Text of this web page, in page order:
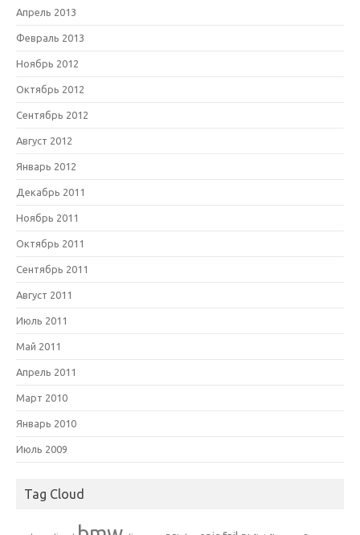
Апрель 2013
Февраль 2013
Ноябрь 2012
Октябрь 2012
Сентябрь 2012
Август 2012
Январь 2012
Декабрь 2011
Ноябрь 2011
Октябрь 2011
Сентябрь 2011
Август 2011
Июль 2011
Май 2011
Апрель 2011
Март 2010
Январь 2010
Июль 2009
Tag Cloud